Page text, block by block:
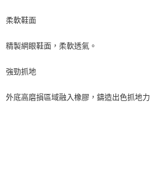
柔軟鞋面
精製網眼鞋面，柔軟透氣。
強勁抓地
外底高磨損區域融入橡膠，鑄造出色抓地力